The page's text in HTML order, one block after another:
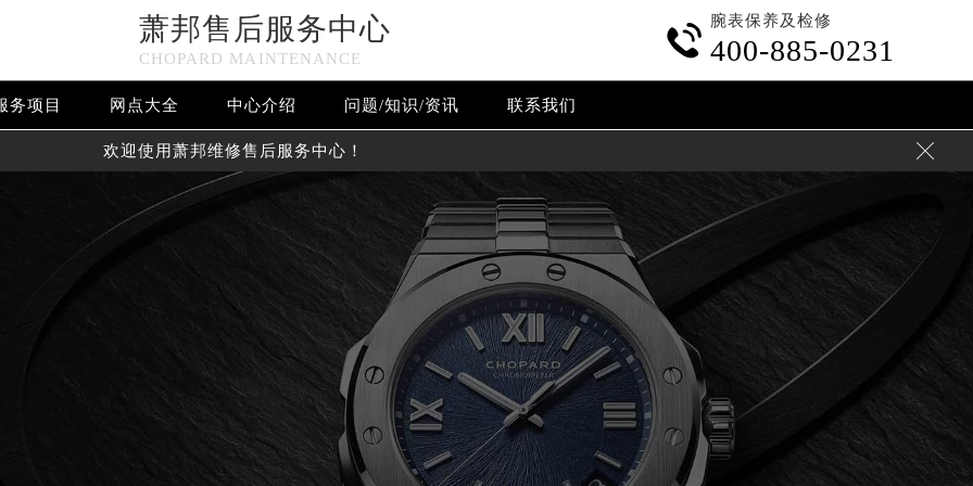
萧邦售后服务中心
CHOPARD MAINTENANCE

腕表保养及检修
400-885-0231
务项目 网点大全 中心介绍 问题/知识/资讯 联系我们
欢迎使用萧邦维修售后服务中心！ 